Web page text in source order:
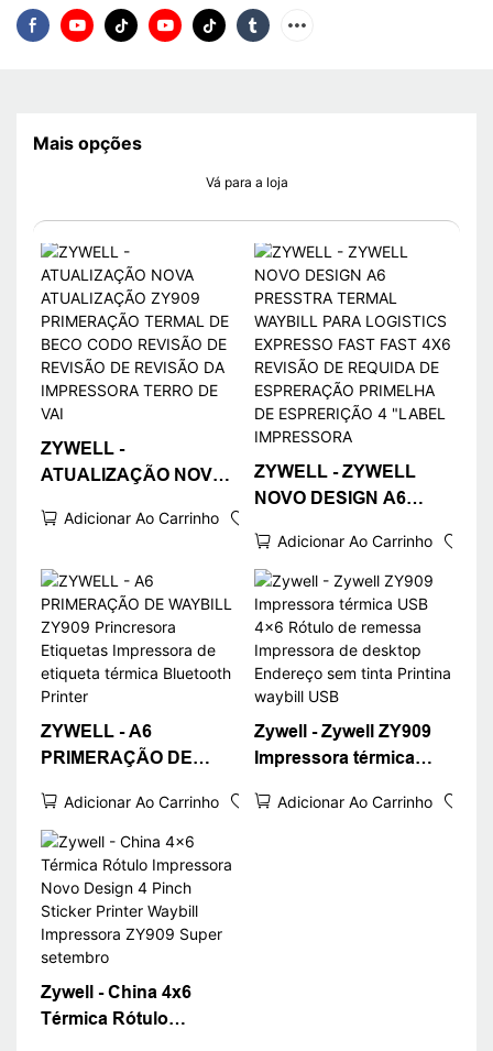
Mais opções
Vá para a loja
ZYWELL -
ATUALIZAÇÃO NOVA
PRIMERAÇÃO
CODO REVISÃO DE
REVISÃO DE REVISÃO
DA IMPRESSORA
TERRO DE VAI
Adicionar Ao Carrinho
ZYWELL - ZYWELL
NOVO DESIGN A6
WAYBILL PARA
LOGISTICS EXPRESSO
FAST FAST 4X6
REVISÃO DE REQUIDA
DE ESPRERAÇÃO
PRIMELHA DE
ESPRERIÇÃO 4
"LABEL IMPRESSORA
Adicionar Ao Carrinho
ZYWELL - A6
PRIMERAÇÃO DE
Princresora Etiquetas
Impressora de etiqueta
térmica Bluetooth
Printer
Adicionar Ao Carrinho
Zywell - Zywell ZY909
Impressora térmica
remessa Impressora de
Adicionar Ao Carrinho
Zywell - China 4x6
Térmica Rótulo